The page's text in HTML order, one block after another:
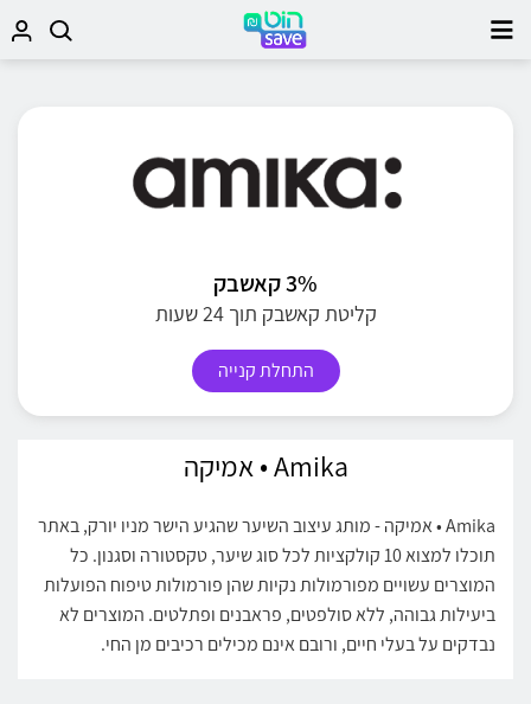
3% קאשבק
קליטת קאשבק תוך 24 שעות
התחלת קנייה
Amika • אמיקה
Amika • אמיקה - מותג עיצוב השיער שהגיע הישר מניו יורק, באתר
תוכלו למצוא 10 קולקציות לכל סוג שיער, טקסטורה וסגנון. כל
המוצרים עשויים מפורמולות נקיות שהן פורמולות טיפוח הפועלות
ביעילות גבוהה, ללא סולפטים, פראבנים ופתלטים. המוצרים לא
נבדקים על בעלי חיים, ורובם אינם מכילים רכיבים מן החי.